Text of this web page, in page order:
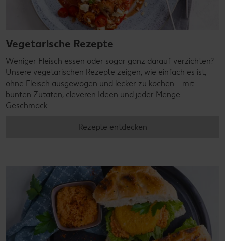
Vegetarische Rezepte
Weniger Fleisch essen oder sogar ganz darauf verzichten?
Unsere vegetarischen Rezepte zeigen, wie einfach es ist,
ohne Fleisch ausgewogen und lecker zu kochen – mit
bunten Zutaten, cleveren Ideen und jeder Menge
Geschmack.
Rezepte entdecken